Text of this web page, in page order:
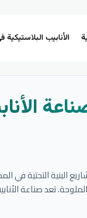
الأنابيب البلاستيكية
البنية التحتية في
تعد صناعة